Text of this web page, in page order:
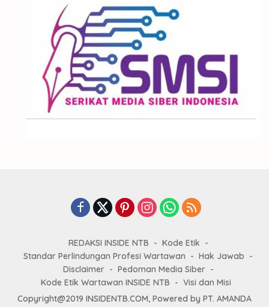
REDAKSI INSIDE NTB
Kode Etik
Standar Perlindungan Profesi Wartawan
Hak Jawab
Disclaimer
Pedoman Media Siber
Kode Etik Wartawan INSIDE NTB
Visi dan Misi
Copyright@2019 INSIDENTB.COM, Powered by PT. AMANDA